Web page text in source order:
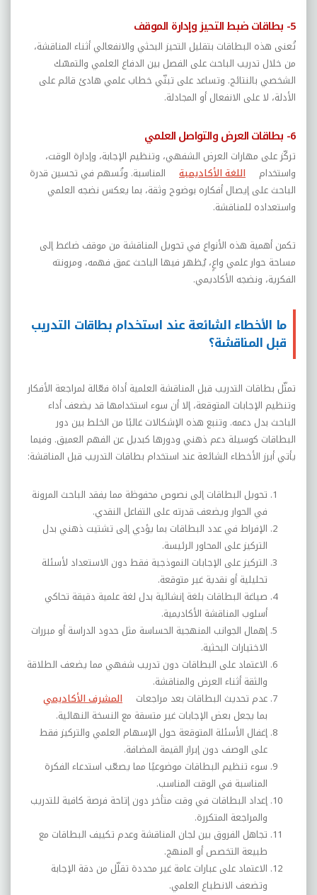
5- بطاقات ضبط التحيز وإدارة الموقف
تُعنى هذه البطاقات بتقليل التحيز البحثي والانفعالي أثناء المناقشة،
من خلال تدريب الباحث على الفصل بين الدفاع العلمي والتمسّك
الشخصي بالنتائج. وتساعد على تبنّي خطاب علمي هادئ قائم على
الأدلة، لا على الانفعال أو المجادلة.
6- بطاقات العرض والتواصل العلمي
تركّز على مهارات العرض الشفهي، وتنظيم الإجابة، وإدارة الوقت،
واستخدام
اللغة الأكاديمية
المناسبة. وتُسهم في تحسين قدرة
الباحث على إيصال أفكاره بوضوح وثقة، بما يعكس نضجه العلمي
واستعداده للمناقشة.
تكمن أهمية هذه الأنواع في تحويل المناقشة من موقف ضاغط إلى
مساحة حوار علمي واعٍ، يُظهر فيها الباحث عمق فهمه، ومرونته
الفكرية، ونضجه الأكاديمي.
ما الأخطاء الشائعة عند استخدام بطاقات التدريب
قبل المناقشة؟
تمثّل بطاقات التدريب قبل المناقشة العلمية أداة فعّالة لمراجعة الأفكار
وتنظيم الإجابات المتوقعة، إلا أن سوء استخدامها قد يضعف أداء
الباحث بدل دعمه. وتنبع هذه الإشكالات غالبًا من الخلط بين دور
البطاقات كوسيلة دعم ذهني ودورها كبديل عن الفهم العميق. وفيما
يأتي أبرز الأخطاء الشائعة عند استخدام بطاقات التدريب قبل المناقشة:
تحويل البطاقات إلى نصوص محفوظة مما يفقد الباحث المرونة
في الحوار ويضعف قدرته على التفاعل النقدي.
الإفراط في عدد البطاقات بما يؤدي إلى تشتيت ذهني بدل
التركيز على المحاور الرئيسة.
التركيز على الإجابات النموذجية فقط دون الاستعداد لأسئلة
تحليلية أو نقدية غير متوقعة.
صياغة البطاقات بلغة إنشائية بدل لغة علمية دقيقة تحاكي
أسلوب المناقشة الأكاديمية.
إهمال الجوانب المنهجية الحساسة مثل حدود الدراسة أو مبررات
الاختيارات البحثية.
الاعتماد على البطاقات دون تدريب شفهي مما يضعف الطلاقة
والثقة أثناء العرض والمناقشة.
عدم تحديث البطاقات بعد مراجعات
المشرف الأكاديمي
بما يجعل بعض الإجابات غير متسقة مع النسخة النهائية.
إغفال الأسئلة المتوقعة حول الإسهام العلمي والتركيز فقط
على الوصف دون إبراز القيمة المضافة.
سوء تنظيم البطاقات موضوعيًا مما يصعّب استدعاء الفكرة
المناسبة في الوقت المناسب.
إعداد البطاقات في وقت متأخر دون إتاحة فرصة كافية للتدريب
والمراجعة المتكررة.
تجاهل الفروق بين لجان المناقشة وعدم تكييف البطاقات مع
طبيعة التخصص أو المنهج.
الاعتماد على عبارات عامة غير محددة تقلّل من دقة الإجابة
وتضعف الانطباع العلمي.